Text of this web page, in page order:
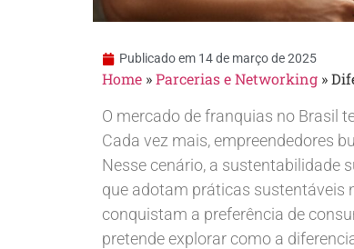
Publicado em 14 de março de 2025
Home »Parcerias e Networking »
O mercado de franquias no Brasil
Cada vez mais, empreendedores
Nesse cenário, a sustentabilidade
que adotam práticas sustentáveis
conquistam a preferência de
pretende explorar como a